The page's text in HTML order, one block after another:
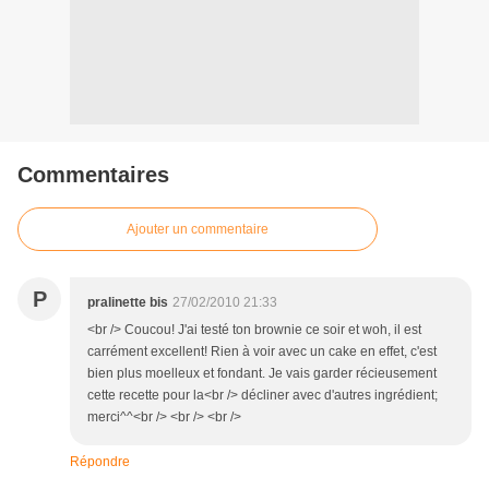
Commentaires
Ajouter un commentaire
P pralinette bis 27/02/2010 21:33
<br /> Coucou! J'ai testé ton brownie ce soir et woh, il est
carrément excellent! Rien à voir avec un cake en effet, c'est
bien plus moelleux et fondant. Je vais garder récieusement
cette recette pour la<br /> décliner avec d'autres ingrédient;
merci^^<br /> <br /> <br />
Répondre